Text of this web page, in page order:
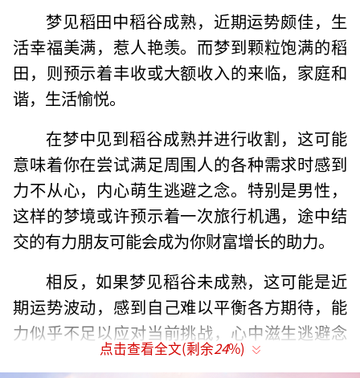
梦见稻田中稻谷成熟，近期运势颇佳，生
活幸福美满，惹人艳羡。而梦到颗粒饱满的稻
田，则预示着丰收或大额收入的来临，家庭和
谐，生活愉悦。
在梦中见到稻谷成熟并进行收割，这可能
意味着你在尝试满足周围人的各种需求时感到
力不从心，内心萌生逃避之念。特别是男性，
这样的梦境或许预示着一次旅行机遇，途中结
交的有力朋友可能会成为你财富增长的助力。
相反，如果梦见稻谷未成熟，这可能是近
期运势波动，感到自己难以平衡各方期待，能
力似乎不足以应对当前挑战，心中滋生逃避念
头。类似的，梦到种植稻谷时田中杂草丛生，
点击查看全文(剩余24%)